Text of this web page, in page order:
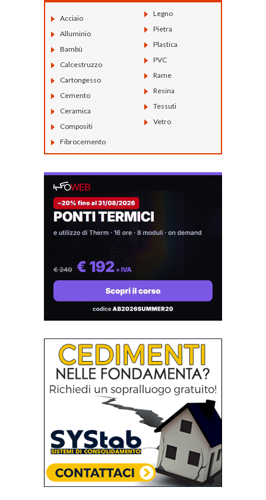
Acciaio
Alluminio
Bambù
Calcestruzzo
Cartongesso
Cemento
Ceramica
Compositi
Fibrocemento
Legno
Pietra
Plastica
PVC
Rame
Resina
Tessuti
Vetro